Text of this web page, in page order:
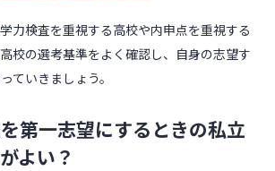
力検査を重視する高校や内申点を重視する
校の選考基準をよく確認し、自身の志望す
ていきましょう。
第一志望にするときの私立
よい？